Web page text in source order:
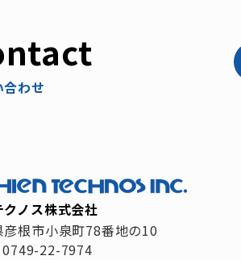
わせ
クノス株式会社
彦根市小泉町78番地の10
0749-22-7974